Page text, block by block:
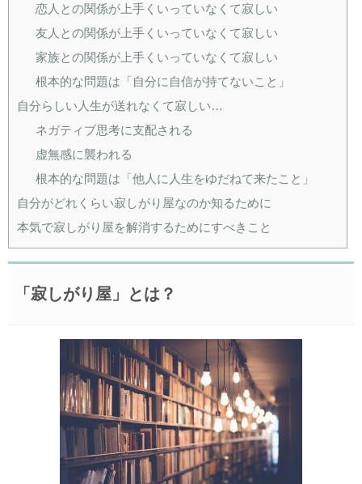
恋人との関係が上手くいっていなくて寂しい
友人との関係が上手くいっていなくて寂しい
家族との関係が上手くいっていなくて寂しい
根本的な問題は「自分に自信が持てないこと」
自分らしい人生が送れなくて寂しい…
ネガティブ思考に支配される
虚無感に襲われる
根本的な問題は「他人に人生をゆだねて来たこと」
自分がどれくらい寂しがり屋なのか知るために
本気で寂しがり屋を解消するためにすべきこと
「寂しがり屋」とは？